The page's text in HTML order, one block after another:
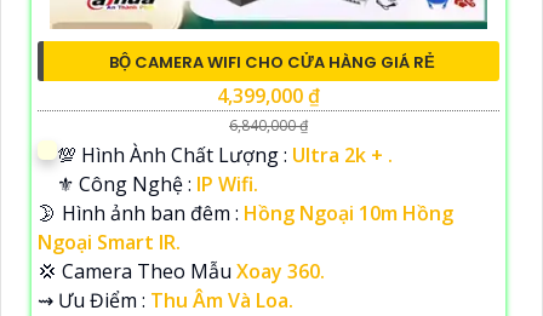
BỘ CAMERA WIFI CHO CỬA HÀNG GIÁ RẺ
4,399,000 ₫
6,840,000 ₫
💯 Hình Ành Chất Lượng : Ultra 2k + .
⚜️ Công Nghệ : IP Wifi.
🌛 Hình ảnh ban đêm : Hồng Ngoại 10m Hồng
Ngoại Smart IR.
💢 Camera Theo Mẫu Xoay 360.
️⇝ Ưu Điểm : Thu Âm Và Loa.